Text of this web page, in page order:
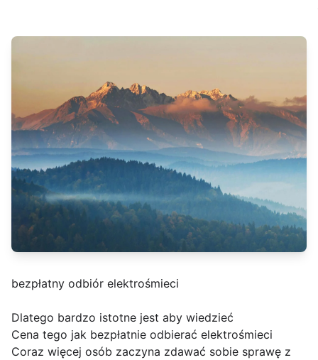
bezpłatny odbiór elektrośmieci
Dlatego bardzo istotne jest aby wiedzieć
Cena tego jak bezpłatnie odbierać elektrośmieci
Coraz więcej osób zaczyna zdawać sobie sprawę z